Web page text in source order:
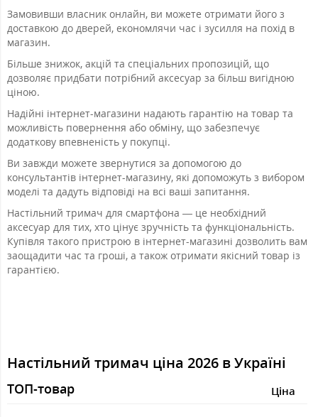
Замовивши власник онлайн, ви можете отримати його з
доставкою до дверей, економлячи час і зусилля на похід в
магазин.
Більше знижок, акцій та спеціальних пропозицій, що
дозволяє придбати потрібний аксесуар за більш вигідною
ціною.
Надійні інтернет-магазини надають гарантію на товар та
можливість повернення або обміну, що забезпечує
додаткову впевненість у покупці.
Ви завжди можете звернутися за допомогою до
консультантів інтернет-магазину, які допоможуть з вибором
моделі та дадуть відповіді на всі ваші запитання.
Настільний тримач для смартфона — це необхідний
аксесуар для тих, хто цінує зручність та функціональність.
Купівля такого пристрою в інтернет-магазині дозволить вам
заощадити час та гроші, а також отримати якісний товар із
гарантією.
Настільний тримач ціна 2026 в Україні
ТОП-товар Ціна